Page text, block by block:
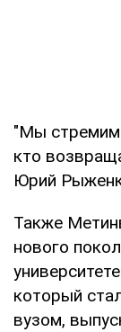
"Мы
кто
Юрий
Также
нового
который
вузом,